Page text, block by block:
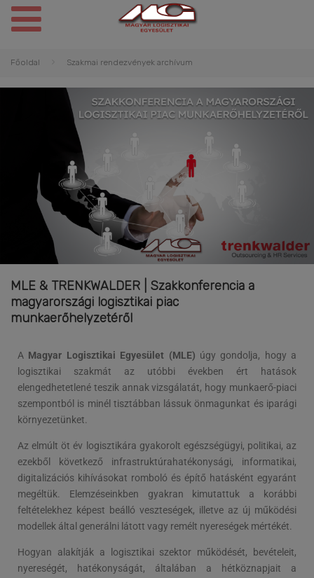
Főoldal Szakmai rendezvények archívum
MLE & TRENKWALDER | Szakkonferencia a
magyarországi logisztikai piac
munkaerőhelyzetéről
A Magyar Logisztikai Egyesület (MLE) úgy gondolja, hogy a
logisztikai szakmát az utóbbi években ért hatások
elengedhetetlené teszik annak vizsgálatát, hogy munkaerő-piaci
szempontból is minél tisztábban lássuk önmagunkat és iparági
környezetünket.
Az elmúlt öt év logisztikára gyakorolt egészségügyi, politikai, az
ezekből következő infrastruktúrahatékonysági, informatikai,
digitalizációs kihívásokat romboló és építő hatásként egyaránt
megéltük. Elemzéseinkben gyakran kimutattuk a korábbi
feltételekhez képest beálló veszteségek, illetve az új működési
modellek által generálni látott vagy remélt nyereségek mértékét.
Hogyan alakítják a logisztikai szektor működését, bevételeit,
nyereségét, hatékonyságát, általában a hétköznapjait a